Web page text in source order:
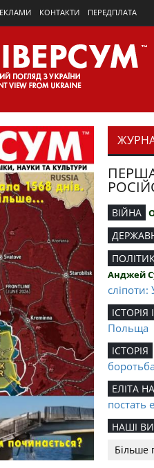
КОНТАКТИ ПЕРЕДПЛАТА
ВІЙНА
Анджей
сліпоти:
ІСТОРІЯ
Польща
ІСТОРІЯ
ЕЛІТА
постать
НАШІ
Більше